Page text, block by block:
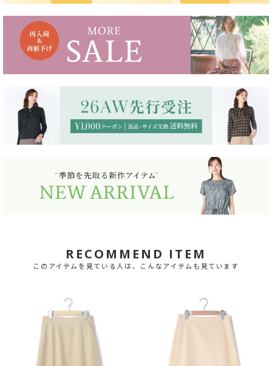
RECOMMEND ITEM
このアイテムを見ている人は、こんなアイテムも見ています